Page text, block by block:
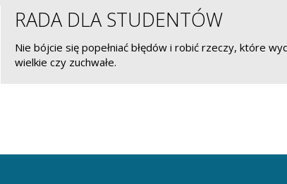
RADA DLA STUDENTÓW
Nie bójcie się popełniać błędów i robić rzeczy, które
wielkie czy zuchwałe.